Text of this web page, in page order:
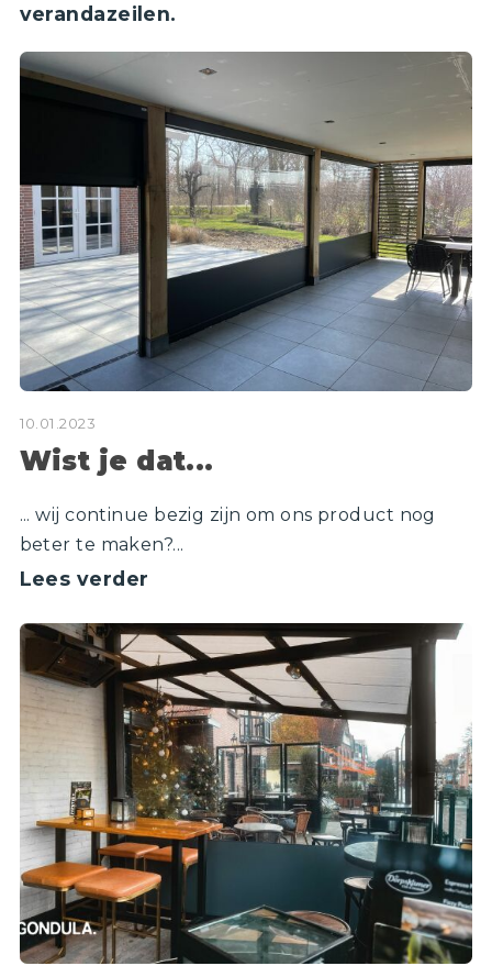
verandazeilen.
10.01.2023
Wist je dat...
... wij continue bezig zijn om ons product nog
beter te maken?...
Lees verder